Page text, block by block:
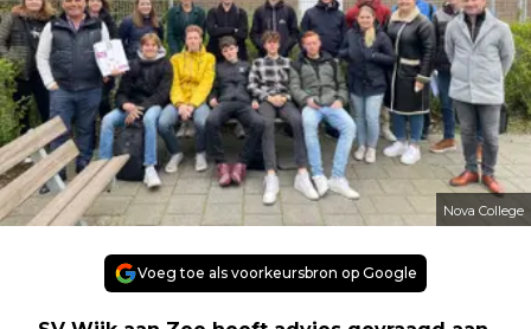
Nova College
Voeg toe als voorkeursbron op Google